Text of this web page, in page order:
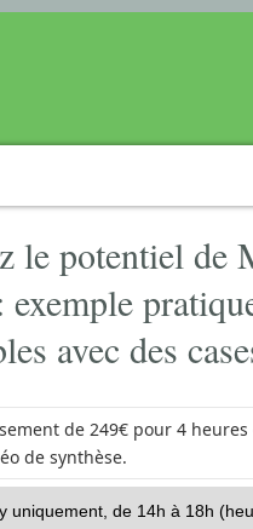
le potentiel de
exemple
avec des
de 249€ pour 4
de synthèse.